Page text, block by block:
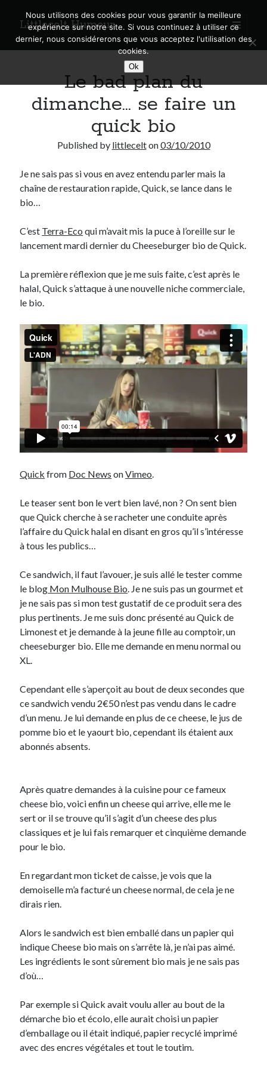
Littlecelt Humeur
open
primary
menu
Sidebar
Municipales 2026 : Lyon, Métropole et Caluire, mon choix pour l’avenir
Explorez les Chemins Enchantés à Vélo : Aventures Familiales près de
Lyon !
A quand une véritable place pour le vélo à Caluire dans la Métropole de
Derniers Commentaires
JF dans C’était pas mieux avant… à Lyon
littleceltdansComment j’ai opéré ma vélorution toute personnelle
AnthonydansComment j’ai opéré ma vélorution toute personnelle
Renaud Ducher
Comment j’ai opéré ma vélorution toute
personnelle
Commentaires récents
Entretien ménagerdansT’as vu quoi ? #52
littlecelt
Comment j’ai opéré ma vélorution toute personnelle
Comment j’ai opéré ma vélorution toute
personnelle
A Lyon
Bon plan du dimanche
Coup de coeur
Daddy
Engagé
Geek
Humeur
Lectures
Lyon
Lyon à Livre Ouvert
Mini-monsieur
Patchwork
Photos
Post inutile
Proust
Sons
Tavukoi
Vidéos
Le bad plan du
dimanche… se faire un
quick bio
Published by littlecelton03/10/2010
Je ne sais pas si vous en avez entendu parler mais la
chaîne de restauration rapide, Quick, se lance dans le
bio…
C’est Terra-Eco qui m’avait mis la puce à l’oreille sur le
lancement mardi dernier du Cheeseburger bio de Quick.
La première réflexion que je me suis faite, c’est après le
halal, Quick s’attaque à une nouvelle niche commerciale,
le bio.
Quick from Doc News onVimeo
Le teaser sent bon le vert bien lavé, non ? On sent bien
que Quick cherche à se racheter une conduite après
l’affaire du Quick halal en disant en gros qu’il s’intéresse
à tous les publics…
Ce sandwich, il faut l’avouer, je suis allé le tester comme
le blog Mon Mulhouse Bio . Je ne suis pas un gourmet et
je ne sais pas si mon test gustatif de ce produit sera des
plus pertinents. Je me suis donc présenté au Quick de
Limonest et je demande à la jeune fille au comptoir, un
cheeseburger bio. Elle me demande en menu normal ou
XL.
Cependant elle s’aperçoit au bout de deux secondes que
ce sandwich vendu 2€50 n’est pas vendu dans le cadre
d’un menu. Je lui demande en plus de ce cheese, le jus de
pomme bio et le yaourt bio, cependant ils étaient aux
abonnés absents.
Après quatre demandes à la cuisine pour ce fameux
cheese bio, voici enfin un cheese qui arrive, elle me le
sert or il se trouve qu’il s’agit d’un cheese des plus
classiques et je lui fais remarquer et cinquième demande
pour le bio.
En regardant mon ticket de caisse, je vois que la
demoiselle m’a facturé un cheese normal, de cela je ne
dirais rien.
Alors le sandwich est bien emballé dans un papier qui
indique Cheese bio mais on s’arrête là, je n’ai pas aimé.
Les ingrédients le sont sûrement bio mais je ne sais pas
d’où…
Par exemple si Quick avait voulu aller au bout de la
démarche bio et écolo, elle aurait choisi un papier
d’emballage ou il était indiqué, papier recyclé imprimé
avec des encres végétales et tout le toutim.
Nous utilisons des cookies pour vous garantir la meilleure
expérience sur notre site. Si vous continuez à utiliser ce
dernier, nous considérerons que vous acceptez l'utilisation des
cookies.
Ok